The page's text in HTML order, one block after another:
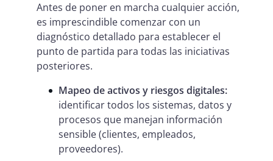
Antes de poner en marcha cualquier acción,
es imprescindible comenzar con un
diagnóstico detallado para establecer el
punto de partida para todas las iniciativas
posteriores.
Mapeo de activos y riesgos digitales:
identificar todos los sistemas, datos y
procesos que manejan información
sensible (clientes, empleados,
proveedores).